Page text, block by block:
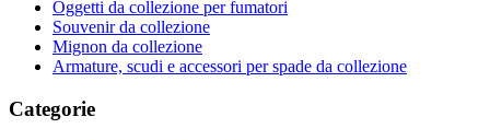
Oggetti da collezione per fumatori
Souvenir da collezione
Mignon da collezione
Armature, scudi e accessori per spade da collezione
Categorie